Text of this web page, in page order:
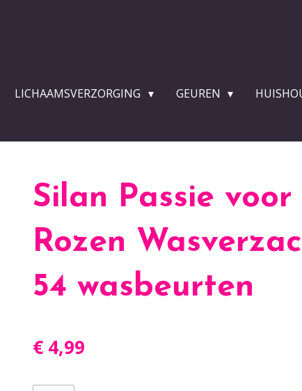
LICHAAMSVERZORGING GEUREN
Silan Passie voor
Rozen
54 wasbeurten
€ 4,99